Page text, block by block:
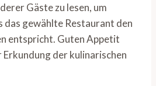
Gäste zu lesen, um
das gewählte Restaurant den
entspricht. Guten Appetit
Erkundung der kulinarischen